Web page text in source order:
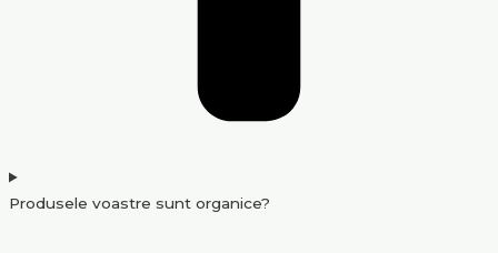
Produsele voastre sunt organice?